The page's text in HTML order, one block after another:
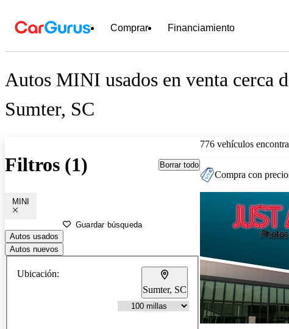
Comprar Financiamiento
Autos MINI usados en venta cerca
Sumter, SC
Filtros (1) Borrar todo
MINI
Guardar búsqueda
Autos usados
Autos nuevos
Ubicación:
Sumter, SC
776 vehículos
Compra con